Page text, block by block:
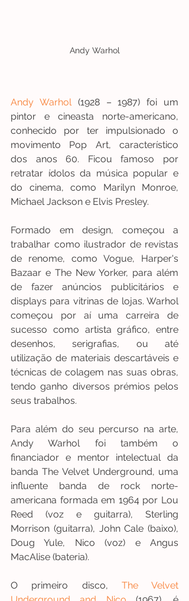
Andy Warhol
Andy Warhol (1928 – 1987) foi um
pintor e cineasta norte-americano,
conhecido por ter impulsionado o
movimento Pop Art, característico
dos anos 60. Ficou famoso por
retratar ídolos da música popular e
do cinema, como Marilyn Monroe,
Michael Jackson e Elvis Presley.
Formado em design, começou a
trabalhar como ilustrador de revistas
de renome, como Vogue, Harper's
Bazaar e The New Yorker, para além
de fazer anúncios publicitários e
displays para vitrinas de lojas. Warhol
começou por aí uma carreira de
sucesso como artista gráfico, entre
desenhos, serigrafias, ou até
utilização de materiais descartáveis e
técnicas de colagem nas suas obras,
tendo ganho diversos prémios pelos
seus trabalhos.
Para além do seu percurso na arte,
Andy Warhol foi também o
financiador e mentor intelectual da
banda The Velvet Underground, uma
influente banda de rock norte-
americana formada em 1964 por Lou
Reed (voz e guitarra), Sterling
Morrison (guitarra), John Cale (baixo),
Doug Yule, Nico (voz) e Angus
MacAlise (bateria).
O primeiro disco, The Velvet